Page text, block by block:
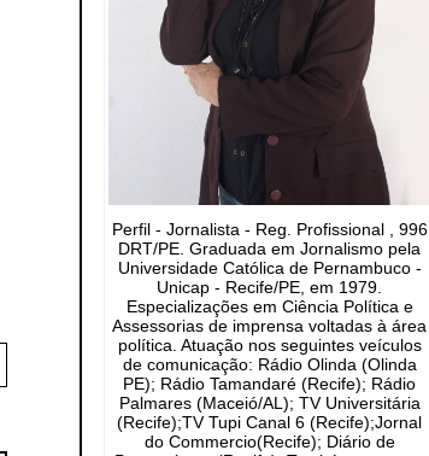
Perfil - Jornalista - Reg. Profissional , 996
DRT/PE. Graduada em Jornalismo pela
Universidade Católica de Pernambuco -
Unicap - Recife/PE, em 1979.
Especializações em Ciência Política e
Assessorias de imprensa voltadas à área
política. Atuação nos seguintes veículos
de comunicação: Rádio Olinda (Olinda
PE); Rádio Tamandaré (Recife); Rádio
Palmares (Maceió/AL); TV Universitária
(Recife);TV Tupi Canal 6 (Recife);Jornal
do Commercio(Recife); Diário de